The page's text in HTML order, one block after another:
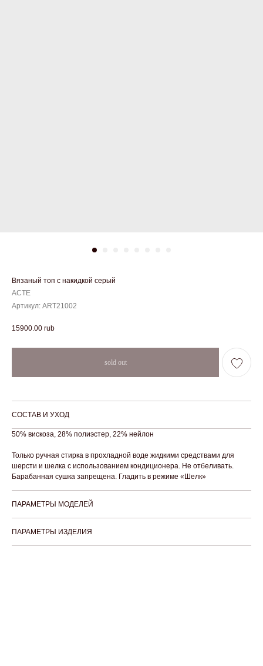
Вязаный топ с накидкой серый
ACTE
Артикул: ART21002
15900.00 rub
СОСТАВ И УХОД
50% вискоза, 28% полиэстер, 22% нейлон
Только ручная стирка в прохладной воде жидкими средствами для
шерсти и шелка с использованием кондиционера. Не отбеливать.
Барабанная сушка запрещена. Гладить в режиме «Шелк»
ПАРАМЕТРЫ МОДЕЛЕЙ
ПАРАМЕТРЫ ИЗДЕЛИЯ